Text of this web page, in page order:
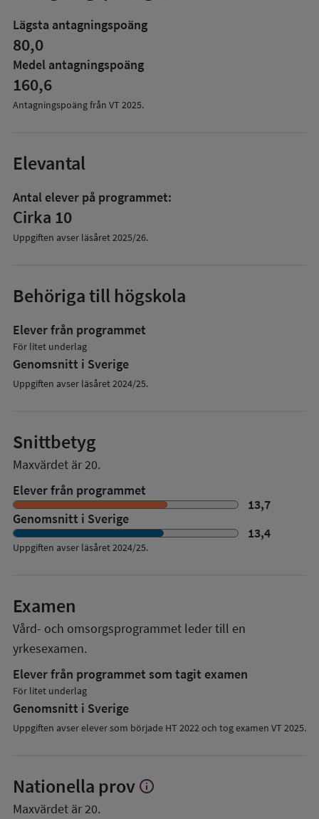
Lägsta antagningspoäng
80,0
Medel antagningspoäng
160,6
Antagningspoäng från VT 2025.
Elevantal
Antal elever på programmet:
Cirka 10
Uppgiften avser läsåret2025/26.
Behöriga till högskola
Elever från programmet
För litet underlag
Genomsnitt i Sverige
Uppgiften avser läsåret 2024/25.
Snittbetyg
Maxvärdet är 20.
Elever från programmet
13,7
Genomsnitt i Sverige
13,4
Uppgiften avser läsåret2024/25.
Examen
Vård- och omsorgsprogrammet leder till en
yrkesexamen.
Elever från programmet som tagit examen
För litet underlag
Genomsnitt i Sverige
Uppgiften avser elever som började HT 2022 och tog examen VT 2025.
Nationella prov Visa
info
Maxvärdet är 20.